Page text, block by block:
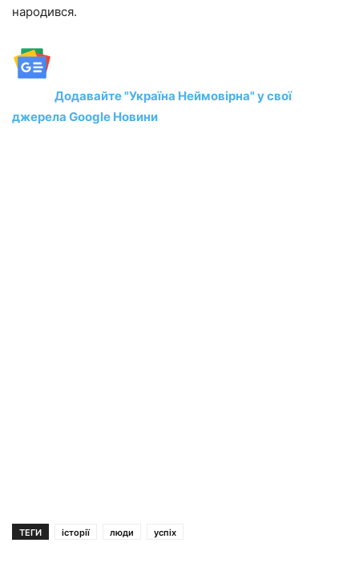
народився.
Додавайте "Україна Неймовірна" у свої
джерела Google Новини
ТЕГИ історії люди успіх